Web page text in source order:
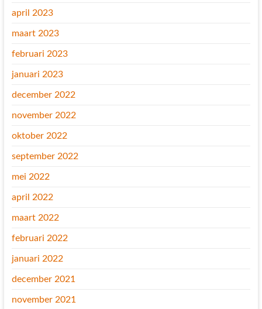
april 2023
maart 2023
februari 2023
januari 2023
december 2022
november 2022
oktober 2022
september 2022
mei 2022
april 2022
maart 2022
februari 2022
januari 2022
december 2021
november 2021